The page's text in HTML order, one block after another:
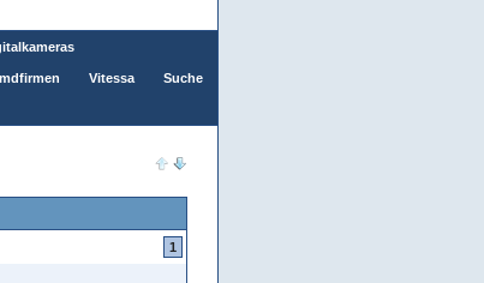
Vitessa Suche
1